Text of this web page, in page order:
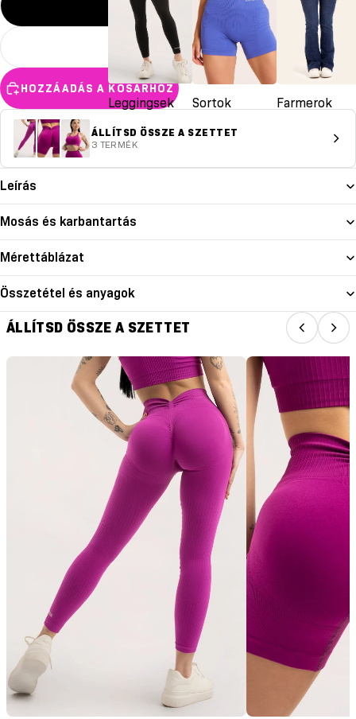
Leggingsek Sortok Farmerok
L
HOZZÁADÁS A KOSÁRHOZ
ÁLLÍTSD ÖSSZE A SZETTET
3 TERMÉK
Leírás
Mosás és karbantartás
Mérettáblázat
Összetétel és anyagok
ÁLLÍTSD ÖSSZE A SZETTET